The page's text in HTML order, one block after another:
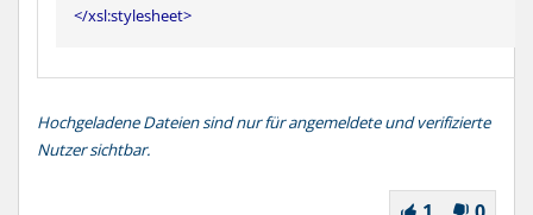
</xsl:stylesheet>
Hochgeladene Dateien sind nur für angemeldete und verifizierte
Nutzer sichtbar.